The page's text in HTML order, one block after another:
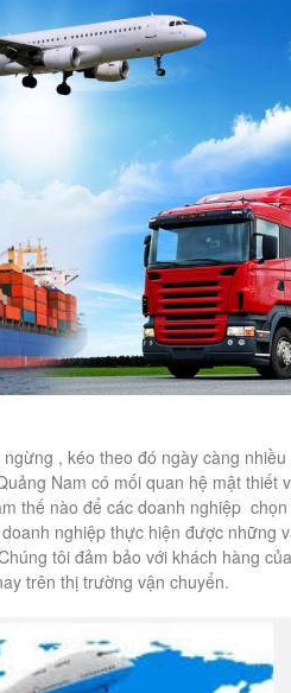
, kéo theo đó ngày càng
Nam có mối quan hệ mật thiết
thế nào để các doanh nghiệp
nghiệp thực hiện được những
tôi đảm bảo với khách hàng
trên thị trường vận chuyển.